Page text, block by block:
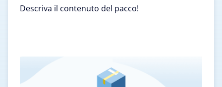
Descriva il contenuto del pacco!